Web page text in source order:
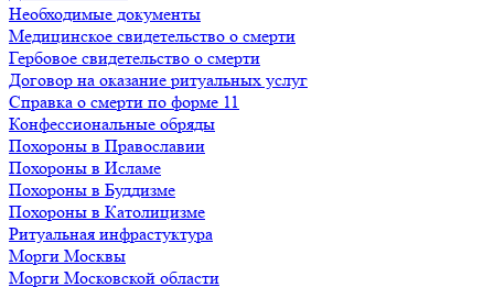
Необходимые документы
Медицинское свидетельство о смерти
Гербовое свидетельство о смерти
Договор на оказание ритуальных услуг
Справка о смерти по форме 11
Конфессиональные обряды
Похороны в Православии
Похороны в Исламе
Похороны в Буддизме
Похороны в Католицизме
Ритуальная инфрастуктура
Морги Москвы
Морги Московской области